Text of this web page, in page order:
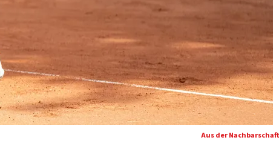
Aus der Nachbarschaft